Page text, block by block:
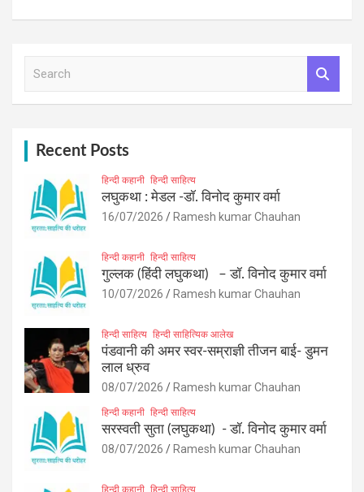
Recent Posts
हिन्दी कहानी हिन्दी साहित्य
लघुकथा : मेडल -डॉ. विनोद कुमार वर्मा
16/07/2026 Ramesh kumar Chauhan
हिन्दी कहानी हिन्दी साहित्य
गुल्लक (हिंदी लघुकथा) – डॉ. विनोद कुमार वर्मा
10/07/2026 Ramesh kumar Chauhan
हिन्दी साहित्य हिन्दी साहित्यिक आलेख
पंडवानी की अमर स्वर-सम्राज्ञी तीजन बाई- डुमन
लाल ध्रुव
08/07/2026 Ramesh kumar Chauhan
हिन्दी कहानी हिन्दी साहित्य
सरस्वती सुता (लघुकथा) ​- डॉ. विनोद कुमार वर्मा
08/07/2026 Ramesh kumar Chauhan
हिन्दी कहानी हिन्दी साहित्य